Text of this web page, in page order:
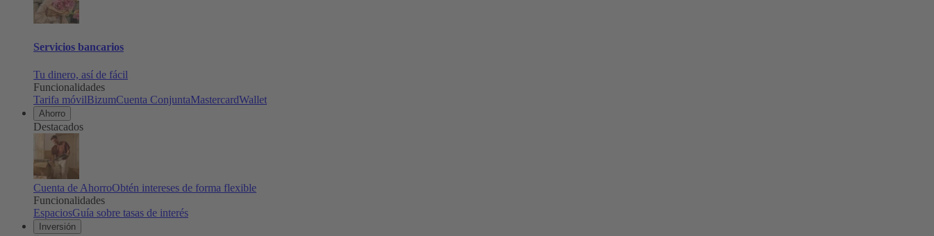
Servicios bancarios
Tu dinero, así de fácil
Funcionalidades
Tarifa móvilBizumCuenta ConjuntaMastercardWallet
Ahorro
Destacados
Cuenta de AhorroObtén intereses de forma flexible
Funcionalidades
EspaciosGuía sobre tasas de interés
Inversión